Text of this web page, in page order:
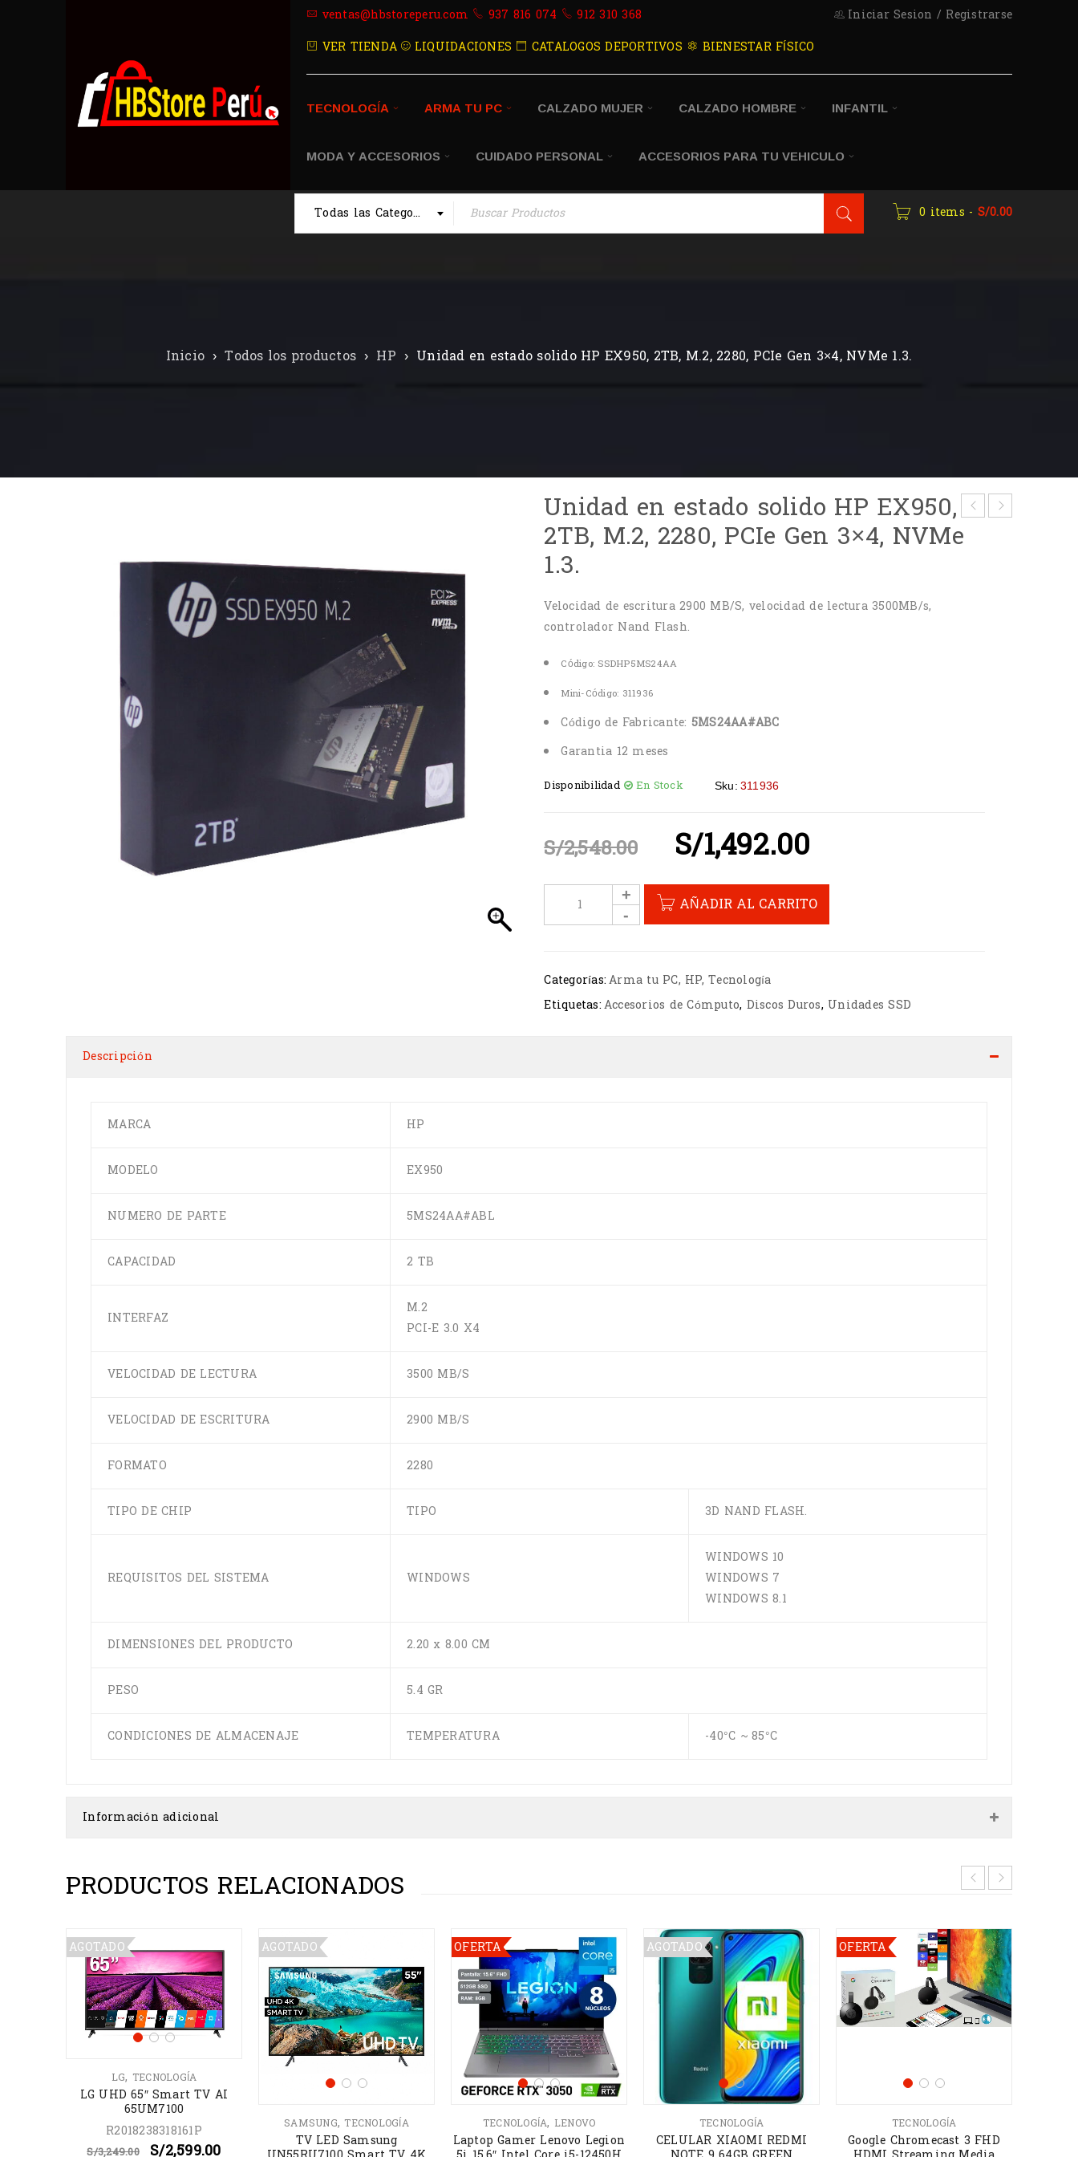
ventas@hbstoreperu.com 937 816 074
912 310 368
VER TIENDA
LIQUIDACIONES CATALOGOS DEPORTIVOS BIENESTAR FÍSICO
Iniciar Sesion / Registrarse
TECNOLOGÍA ARMA TU PC CALZADO MUJER CALZADO HOMBRE INFANTIL
MODA Y ACCESORIOS CUIDADO PERSONAL ACCESORIOS PARA TU VEHICULO
Todas las Categorias 0 items - S/0.00
Inicio › Todos los productos › HP › Unidad en estado solido HP EX950, 2TB, M.2, 2280, PCIe Gen 3×4, NVMe 1.3.
Unidad en estado solido HP EX950,
2TB, M.2, 2280, PCIe Gen 3×4, NVMe
1.3.
Velocidad de escritura 2900 MB/S, velocidad de lectura 3500MB/s,
controlador Nand Flash.
Código: SSDHP5MS24AA
Mini-Código: 311936
Código de Fabricante: 5MS24AA#ABC
Garantia 12 meses
Disponibilidad En Stock Sku: 311936
S/2,548.00 S/1,492.00
AÑADIR AL CARRITO
Categorías:Arma tu PC, HP,Tecnología
Etiquetas:Accesorios de Cómputo, Discos Duros, Unidades SSD
Descripción
MARCA HP
MODELO EX950
NUMERO DE PARTE 5MS24AA#ABL
CAPACIDAD 2 TB
INTERFAZ
M.2
PCI-E 3.0 X4
VELOCIDAD DE LECTURA 3500 MB/S
VELOCIDAD DE ESCRITURA 2900 MB/S
FORMATO 2280
TIPO DE CHIP TIPO 3D NAND FLASH.
REQUISITOS DEL SISTEMA WINDOWS
WINDOWS 10
WINDOWS 7
WINDOWS 8.1
DIMENSIONES DEL PRODUCTO 2.20 x 8.00 CM
PESO 5.4 GR
CONDICIONES DE ALMACENAJE TEMPERATURA -40°C ~ 85°C
Información adicional
PRODUCTOS RELACIONADOS
AGOTADO
LG, TECNOLOGÍA
LG UHD 65″ Smart TV AI
65UM7100
R2018238318161P
S/3,249.00 S/2,599.00
AGOTADO
SAMSUNG, TECNOLOGÍA
TV LED Samsung
OFERTA
TECNOLOGÍA, LENOVO
Laptop Gamer Lenovo Legion
AGOTADO
TECNOLOGÍA
CELULAR XIAOMI REDMI
OFERTA
TECNOLOGÍA
Google Chromecast 3 FHD